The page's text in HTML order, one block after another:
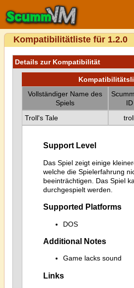
Kompatibilitätliste für 1.2.0
Details zur Kompatibilität
Vollständiger Name des
Spiels
ID
Troll's Tale
Support Level
Das Spiel zeigt einige
welche die Spielerfahrung
beeinträchtigen. Das Spiel
durchgespielt werden.
Supported Platforms
DOS
Additional Notes
Game lacks sound
Links